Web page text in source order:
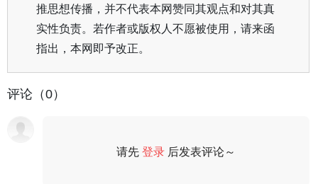
推思想传播，并不代表本网赞同其观点和对其真
实性负责。若作者或版权人不愿被使用，请来函
指出，本网即予改正。
评论（0）
请先登录 后发表评论～